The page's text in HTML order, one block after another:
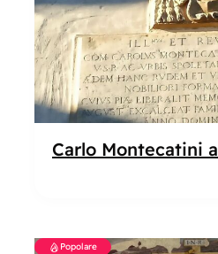
Carlo Montecatini
Popolare